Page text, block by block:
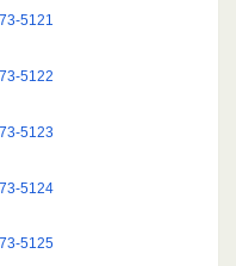
5121
5122
5123
5124
5125